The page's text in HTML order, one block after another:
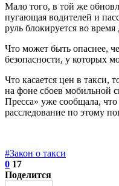
Мало того, в той же
пугающая водителей и
руль блокируется во
Что может быть опаснее,
безопасности, у которых
Что касается цен в такси,
на фоне сбоев мобильной
Пресса» уже сообщала, что
расследование по этому
#Закон о такси
0 17
Поделится